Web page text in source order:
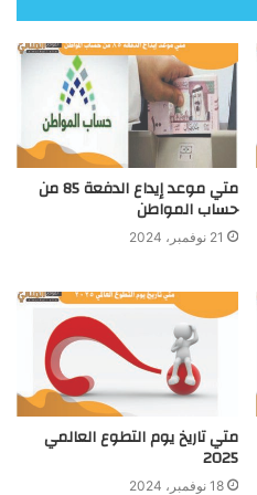
متي موعد إيداع الدفعة 85 من
حساب المواطن
21 نوفمبر، 2024
متي تاريخ يوم التطوع العالمي
2025
18 نوفمبر، 2024